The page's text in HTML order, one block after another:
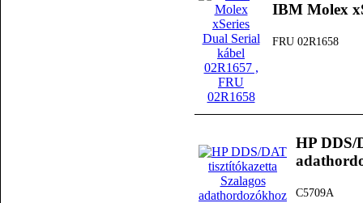
IBM Molex
FRU 02R1658
HP DDS/
C5709A